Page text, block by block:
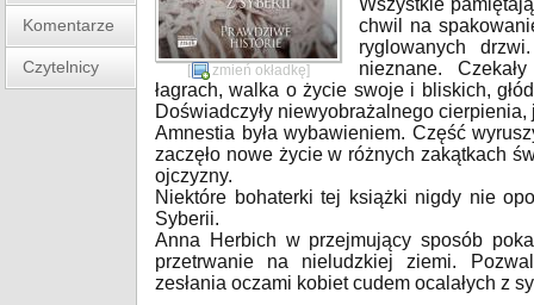
Komentarze
Czytelnicy [ zmień okładkę]
Wszystkie
chwil na
ryglowanych
nieznane.
łagrach, walka o życie swoje i bliskich,
Doświadczyły niewyobrażalnego
Amnestia była wybawieniem. Część
zaczęło nowe życie w różnych zakątkach
ojczyzny.
Niektóre bohaterki tej książki nigdy nie
Syberii.
Anna Herbich w przejmujący sposób
przetrwanie na nieludzkiej ziemi.
zesłania oczami kobiet cudem ocalałych z